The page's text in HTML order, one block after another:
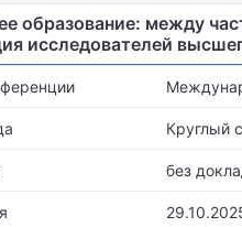
образование: между
исследователей
Круглый
без